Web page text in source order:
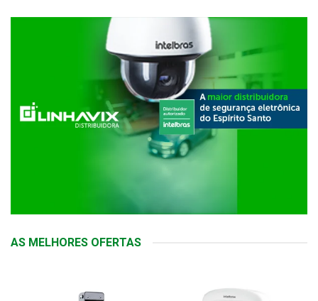
AS MELHORES OFERTAS